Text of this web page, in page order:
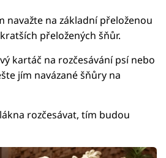
navažte na základní přeloženou
přeložených šňůr.
kartáč na rozčesávání psí nebo
jím navázané šňůry na
rozčesávat, tím budou